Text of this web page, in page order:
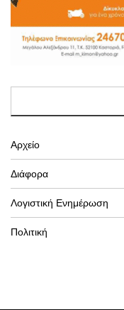
Αρχείο
Διάφορα
Λογιστική Ενημέρωση
Πολιτική